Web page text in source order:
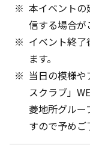
本イベント
信する場合が
イベント終
ます。
当日の模様
スクラブ」
菱地所グル
すので予めご